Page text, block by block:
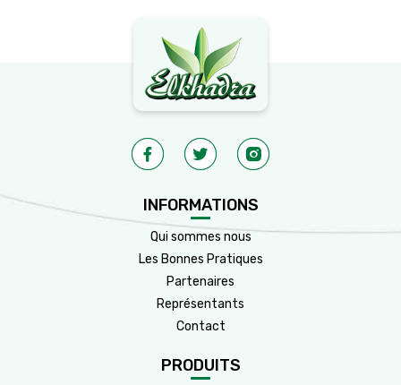
INFORMATIONS
Qui sommes nous
Les Bonnes Pratiques
Partenaires
Représentants
Contact
PRODUITS